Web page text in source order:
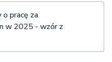
o pracę za
w 2025 - wzór z